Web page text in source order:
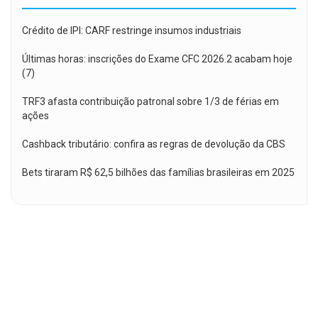
Crédito de IPI: CARF restringe insumos industriais
Últimas horas: inscrições do Exame CFC 2026.2 acabam hoje
(7)
TRF3 afasta contribuição patronal sobre 1/3 de férias em
ações
Cashback tributário: confira as regras de devolução da CBS
Bets tiraram R$ 62,5 bilhões das famílias brasileiras em 2025